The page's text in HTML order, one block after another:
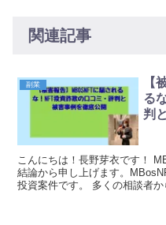
関連記事
副業
【
る
判
こんにちは！長野芽衣です！
結論から申し上げます。
投資案件です。 多くの相談者